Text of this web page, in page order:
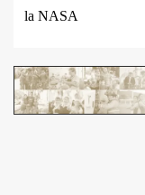
la NASA